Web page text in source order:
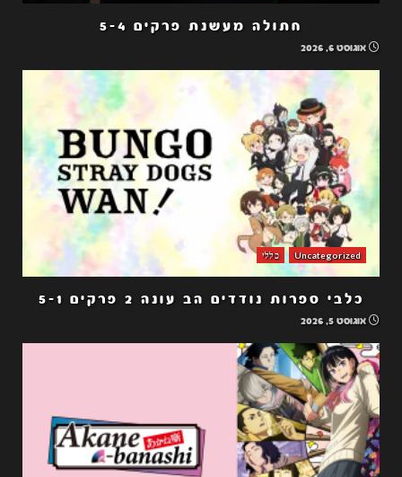
חתולה מעשנת פרקים 5-4
אוגוסט 6, 2026
Uncategorized כללי
כלבי ספרות נודדים הב עונה 2 פרקים 5-1
אוגוסט 5, 2026